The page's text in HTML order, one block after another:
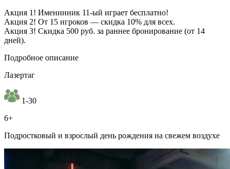
Акция 1! Именинник 11-ый играет бесплатно!
Акция 2! От 15 игроков — скидка 10% для всех.
Акция 3! Скидка 500 руб. за раннее бронирование (от 14
дней).
Подробное описание
Лазертаг
1-30
6+
Подростковый и взрослый день рождения на свежем воздухе